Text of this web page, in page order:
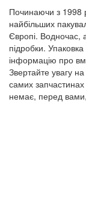
Починаючи з 1998
найбільших
Європі. Водночас,
підробки.
інформацію про
Звертайте увагу
самих запчастинах
немає, перед вами,